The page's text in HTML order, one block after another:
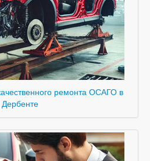
ремонта ОСАГО в
Дербенте